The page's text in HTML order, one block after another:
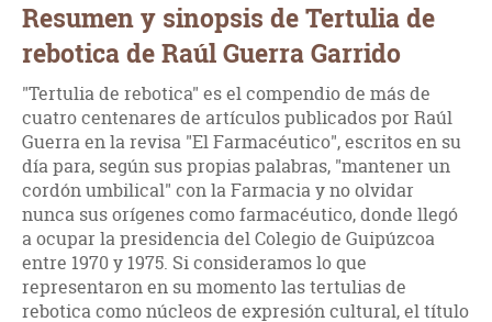
Resumen y sinopsis de Tertulia de
rebotica de Raúl Guerra Garrido
"Tertulia de rebotica" es el compendio de más de
cuatro centenares de artículos publicados por Raúl
Guerra en la revisa "El Farmacéutico", escritos en su
día para, según sus propias palabras, "mantener un
cordón umbilical" con la Farmacia y no olvidar
nunca sus orígenes como farmacéutico, donde llegó
a ocupar la presidencia del Colegio de Guipúzcoa
entre 1970 y 1975. Si consideramos lo que
representaron en su momento las tertulias de
rebotica como núcleos de expresión cultural, el título